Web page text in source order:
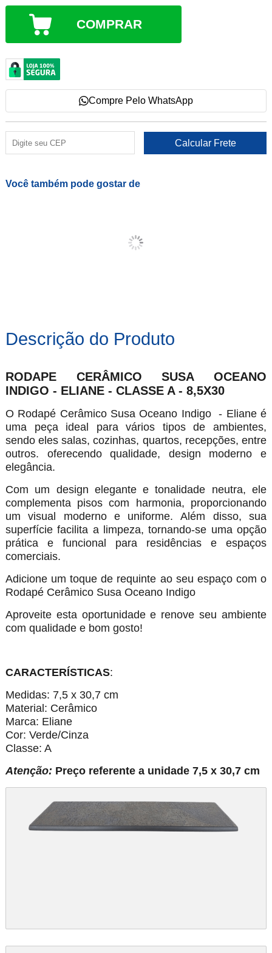
COMPRAR
Compre Pelo WhatsApp
Você também pode gostar de
Descrição do Produto
RODAPE CERÂMICO SUSA OCEANO
INDIGO - ELIANE - CLASSE A - 8,5X30
O Rodapé Cerâmico Susa Oceano Indigo - Eliane é
uma peça ideal para vários tipos de ambientes,
sendo eles salas, cozinhas, quartos, recepções, entre
outros. oferecendo qualidade, design moderno e
elegância.
Com um design elegante e tonalidade neutra, ele
complementa pisos com harmonia, proporcionando
um visual moderno e uniforme. Além disso, sua
superfície facilita a limpeza, tornando-se uma opção
prática e funcional para residências e espaços
comerciais.
Adicione um toque de requinte ao seu espaço com o
Rodapé Cerâmico Susa Oceano Indigo
Aproveite esta oportunidade e renove seu ambiente
com qualidade e bom gosto!
CARACTERÍSTICAS:
Medidas: 7,5 x 30,7 cm
Material: Cerâmico
Marca: Eliane
Cor: Verde/Cinza
Classe: A
Atenção: Preço referente a unidade 7,5 x 30,7 cm